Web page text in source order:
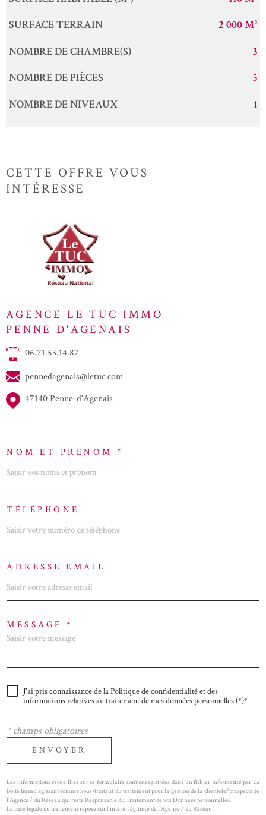
SURFACE TERRAIN
2 000 M²
NOMBRE DE CHAMBRE(S)
3
NOMBRE DE PIÈCES
5
NOMBRE DE NIVEAUX
1
CETTE OFFRE VOUS
INTÉRESSE
AGENCE LE TUC IMMO
PENNE D'AGENAIS
06.71.53.14.87
pennedagenais@letuc.com
47140 Penne-d'Agenais
NOM ET PRÉNOM *
TÉLÉPHONE
ADRESSE EMAIL
MESSAGE *
J'ai pris connaissance de la Politique de confidentialité et des
informations relatives au traitement de mes données personnelles (*)*
* champs obligatoires
ENVOYER
Les informations recueillies sur ce formulaire sont enregistrées dans un fichier informatisé par La
Boite Immo agissant comme Sous-traitant du traitement pour la gestion de la clientèle/prospects de
l'Agence / du Réseau qui reste Responsable du Traitement de vos Données personnelles.
La base légale du traitement repose sur l’intérêt légitime de l'Agence / du Réseau.